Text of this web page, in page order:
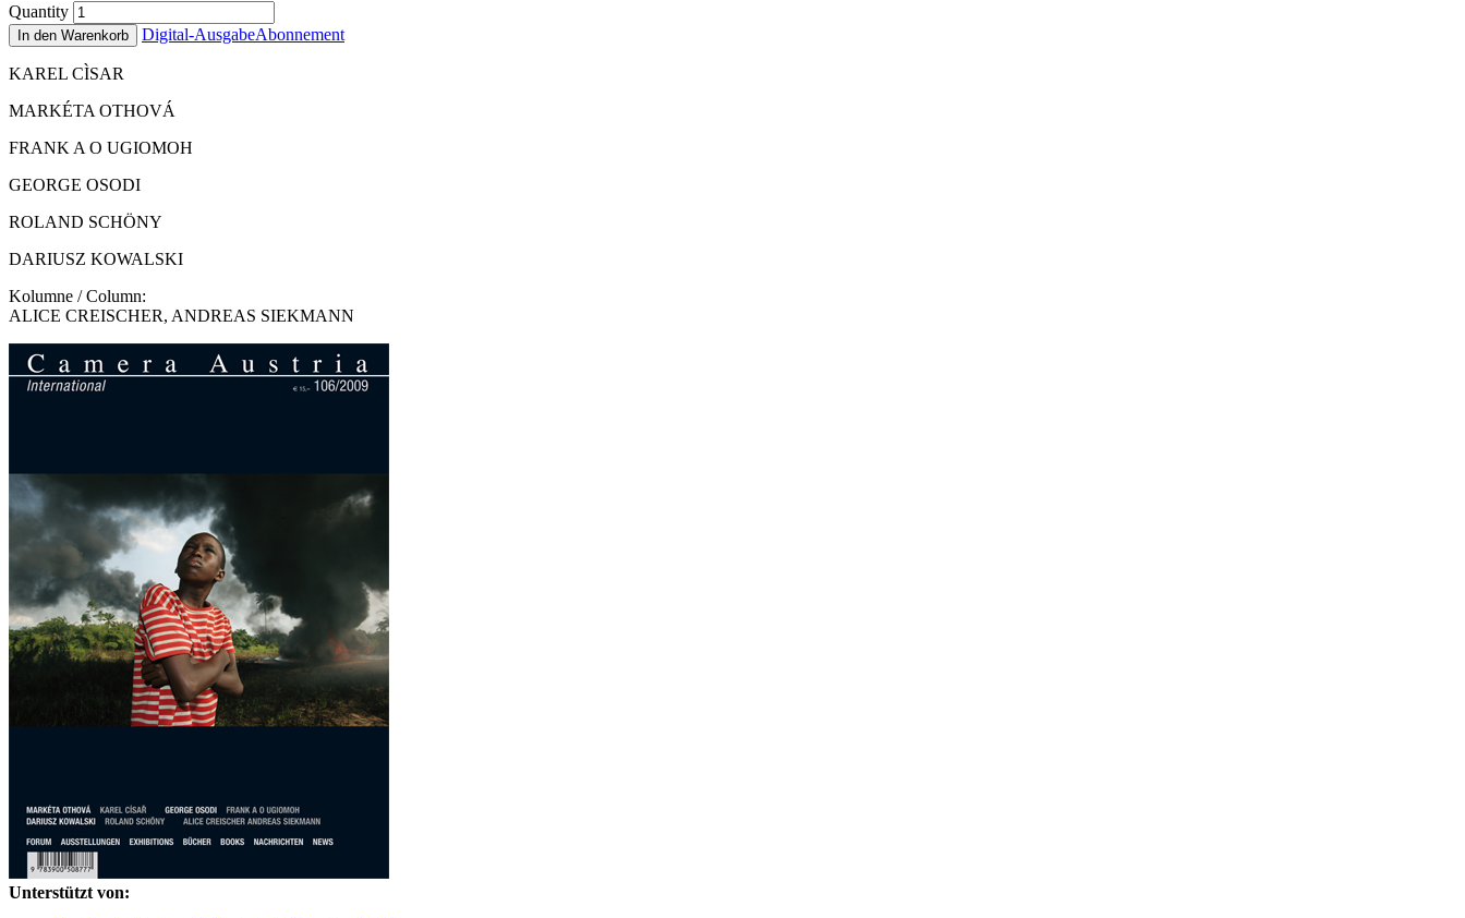
Quantity
In den Warenkorb Digital-AusgabeAbonnement
KAREL CÌSAR
MARKÉTA OTHOVÁ
FRANK A O UGIOMOH
GEORGE OSODI
ROLAND SCHÖNY
DARIUSZ KOWALSKI
Kolumne / Column:
ALICE CREISCHER, ANDREAS SIEKMANN
Unterstützt von: